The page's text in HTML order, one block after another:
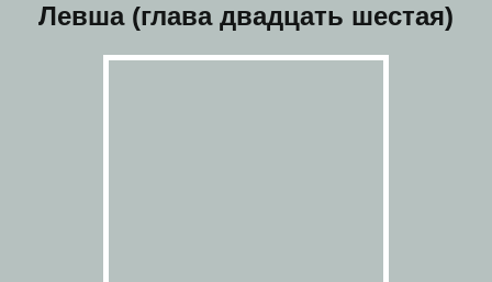
Левша (глава двадцать шестая)